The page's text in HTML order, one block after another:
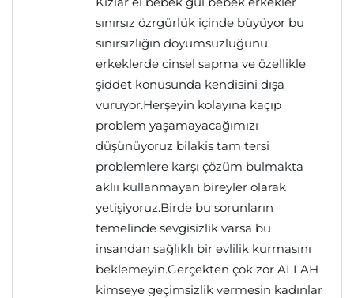
sınırsız özrgürlük içinde büyüyor bu
sınırsızlığın doyumsuzluğunu
erkeklerde cinsel sapma ve özellikle
şiddet konusunda kendisini dışa
vuruyor.Herşeyin kolayına kaçıp
problem yaşamayacağımızı
düşünüyoruz bilakis tam tersi
problemlere karşı çözüm bulmakta
aklıı kullanmayan bireyler olarak
yetişiyoruz.Birde bu sorunların
temelinde sevgisizlik varsa bu
insandan sağlıklı bir evlilik kurmasını
beklemeyin.Gerçekten çok zor ALLAH
kimseye geçimsizlik vermesin kadınlar